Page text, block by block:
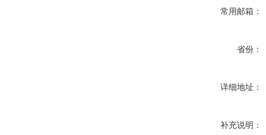
常用邮箱：
省份：
详细地址：
补充说明：